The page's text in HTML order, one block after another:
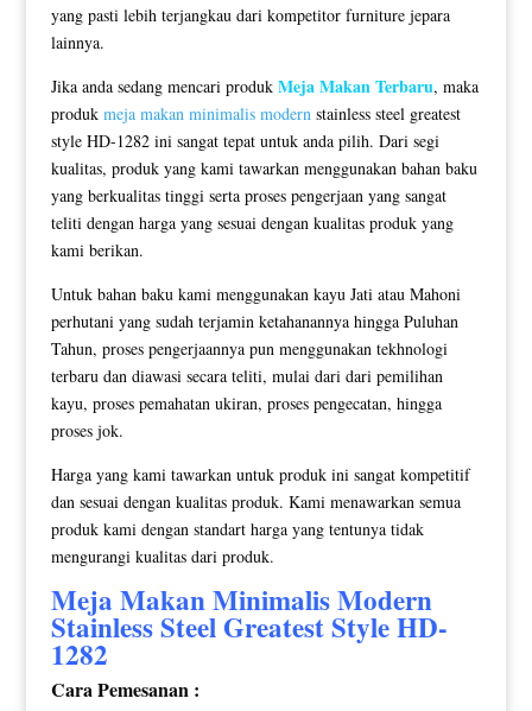
yang pasti lebih terjangkau dari kompetitor furniture jepara
lainnya.
Jika anda sedang mencari produk Meja Makan Terbaru, maka
produk meja makan minimalis modern stainless steel greatest
style HD-1282 ini sangat tepat untuk anda pilih. Dari segi
kualitas, produk yang kami tawarkan menggunakan bahan baku
yang berkualitas tinggi serta proses pengerjaan yang sangat
teliti dengan harga yang sesuai dengan kualitas produk yang
kami berikan.
Untuk bahan baku kami menggunakan kayu Jati atau Mahoni
perhutani yang sudah terjamin ketahanannya hingga Puluhan
Tahun, proses pengerjaannya pun menggunakan tekhnologi
terbaru dan diawasi secara teliti, mulai dari dari pemilihan
kayu, proses pemahatan ukiran, proses pengecatan, hingga
proses jok.
Harga yang kami tawarkan untuk produk ini sangat kompetitif
dan sesuai dengan kualitas produk. Kami menawarkan semua
produk kami dengan standart harga yang tentunya tidak
mengurangi kualitas dari produk.
Meja Makan MinimalisModern
Stainless Steel Greatest Style HD-
1282
Cara Pemesanan :